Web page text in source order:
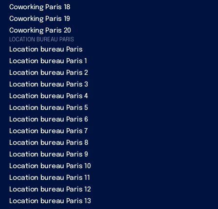
Coworking Paris 18
Coworking Paris 19
Coworking Paris 20
LOCATION BUREAU PARIS
Location bureau Paris
Location bureau Paris 1
Location bureau Paris 2
Location bureau Paris 3
Location bureau Paris 4
Location bureau Paris 5
Location bureau Paris 6
Location bureau Paris 7
Location bureau Paris 8
Location bureau Paris 9
Location bureau Paris 10
Location bureau Paris 11
Location bureau Paris 12
Location bureau Paris 13